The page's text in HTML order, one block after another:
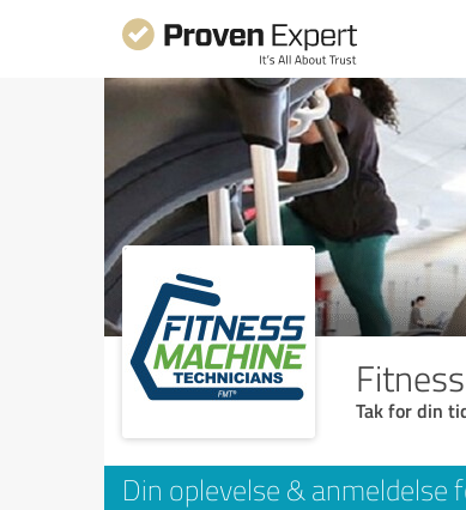
Tak for din
Din oplevelse & anmeldelse